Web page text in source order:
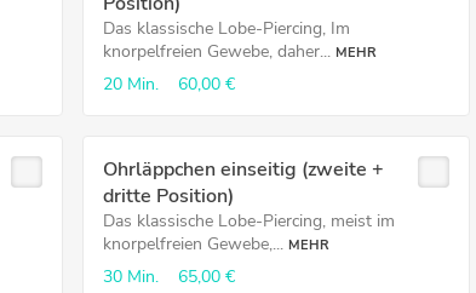
Das klassische Lobe-Piercing, Im
knorpelfreien Gewebe, daher... MEHR
20 Min. 60,00 €
Ohrläppchen einseitig (zweite +
dritte Position)
Das klassische Lobe-Piercing, meist im
knorpelfreien Gewebe,... MEHR
30 Min. 65,00 €